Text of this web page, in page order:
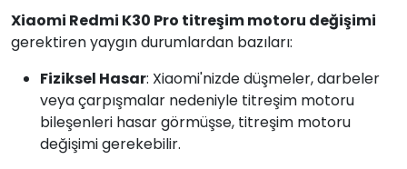
Xiaomi Redmi K30 Pro titreşim motoru değişimi
gerektiren yaygın durumlardan bazıları:
Fiziksel Hasar: Xiaomi'nizde düşmeler, darbeler
veya çarpışmalar nedeniyle titreşim motoru
bileşenleri hasar görmüşse, titreşim motoru
değişimi gerekebilir.